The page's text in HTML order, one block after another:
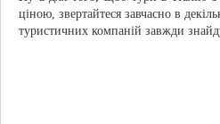
ціною, звертайтеся завчасно в
туристичних компаній завжди